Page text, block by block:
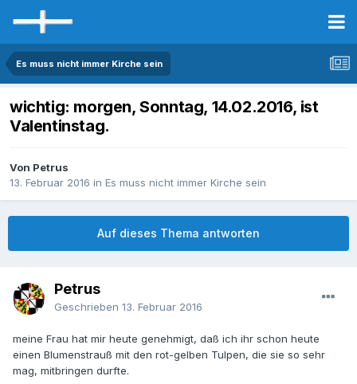
Es muss nicht immer Kirche sein
wichtig: morgen, Sonntag, 14.02.2016, ist
Valentinstag.
Von Petrus
13. Februar 2016 in Es muss nicht immer Kirche sein
Auf dieses Thema antworten
Petrus
Geschrieben 13. Februar 2016
meine Frau hat mir heute genehmigt, daß ich ihr schon heute
einen Blumenstrauß mit den rot-gelben Tulpen, die sie so sehr
mag, mitbringen durfte.